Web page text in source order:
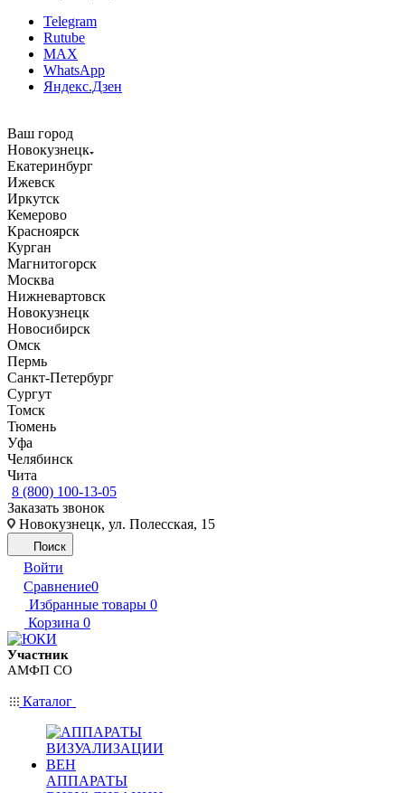
Telegram
Rutube
MAX
WhatsApp
Яндекс.Дзен
Ваш город
Новокузнецк
Екатеринбург
Ижевск
Иркутск
Кемерово
Красноярск
Курган
Магнитогорск
Москва
Нижневартовск
Новокузнецк
Новосибирск
Омск
Пермь
Санкт-Петербург
Сургут
Томск
Тюмень
Уфа
Челябинск
Чита
8 (800) 100-13-05
Заказать звонок
Новокузнецк, ул. Полесская, 15
Поиск
Войти
Сравнение0
Избранные товары 0
Корзина 0
Участник
АМФП СО
Каталог
АППАРАТЫ